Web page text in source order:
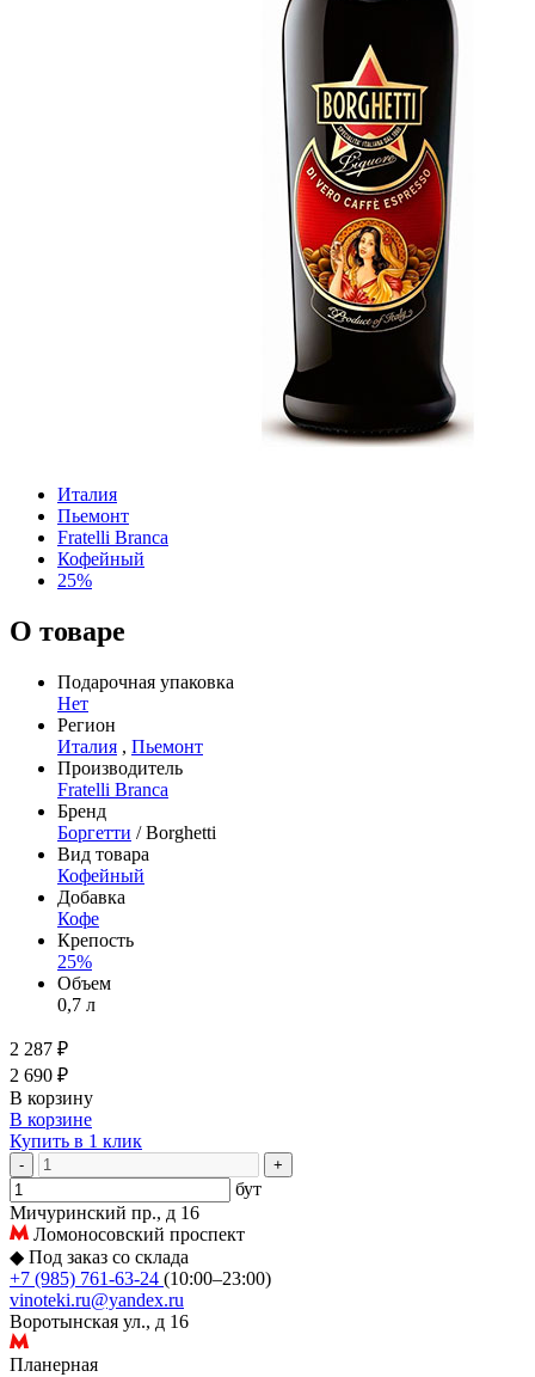
Италия
Пьемонт
Fratelli Branca
Кофейный
25%
О товаре
Подарочная упаковка
Нет
Регион
Италия , Пьемонт
Производитель
Fratelli Branca
Бренд
Боргетти / Borghetti
Вид товара
Кофейный
Добавка
Кофе
Крепость
25%
Объем
0,7 л
2 287 ₽
2 690 ₽
В корзину
В корзине
Купить в 1 клик
- +
бут
Мичуринский пр., д 16
Ломоносовский проспект
◆ Под заказ со склада
+7 (985) 761-63-24 (10:00–23:00)
vinoteki.ru@yandex.ru
Воротынская ул., д 16
Планерная